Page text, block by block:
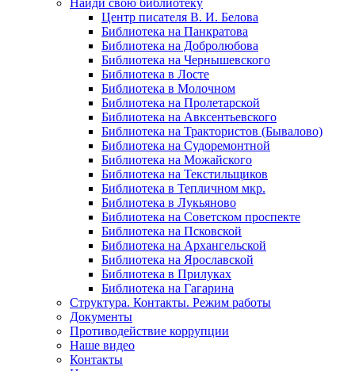
Центр писателя В. И. Белова
Библиотека на Панкратова
Библиотека на Добролюбова
Библиотека на Чернышевского
Библиотека в Лосте
Библиотека в Молочном
Библиотека на Пролетарской
Библиотека на Авксентьевского
Библиотека на Трактористов (Бывалово)
Библиотека на Судоремонтной
Библиотека на Можайского
Библиотека на Текстильщиков
Библиотека в Тепличном мкр.
Библиотека в Лукьяново
Библиотека на Советском проспекте
Библиотека на Псковской
Библиотека на Архангельской
Библиотека на Ярославской
Библиотека в Прилуках
Библиотека на Гагарина
Структура. Контакты. Режим работы
Документы
Противодействие коррупции
Наше видео
Контакты